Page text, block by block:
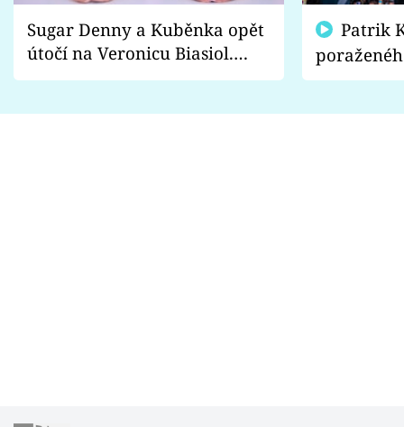
Sugar Denny a Kuběnka opět
útočí na Veronicu Biasiol.
Proč je podle nich falešná a
fanoušci